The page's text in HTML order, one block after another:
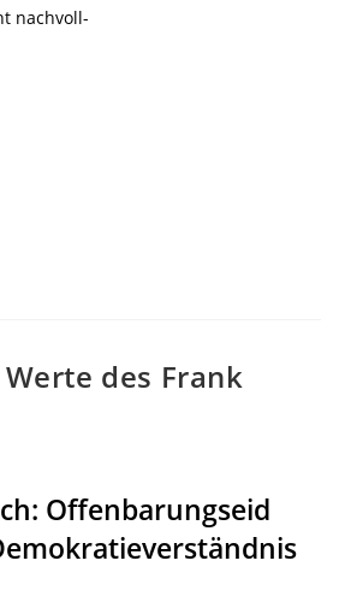
nachvoll-
des Frank
Offenbarungseid